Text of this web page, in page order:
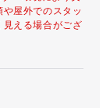
屋外でのスタッ
見える場合がござ